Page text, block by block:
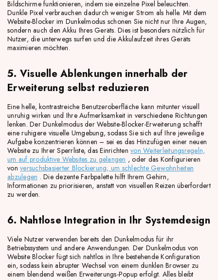
Bildschirme funktionieren, indem sie einzelne Pixel beleuchten.
Dunkle Pixel verbrauchen dadurch weniger Strom als helle. Mit dem
Website-Blocker im Dunkelmodus schonen Sie nicht nur Ihre Augen,
sondern auch den Akku Ihres Geräts. Dies ist besonders nützlich für
Nutzer, die unterwegs surfen und die Akkulaufzeit ihres Geräts
maximieren möchten.
5. Visuelle Ablenkungen innerhalb der
Erweiterung selbst reduzieren
Eine helle, kontrastreiche Benutzeroberfläche kann mitunter visuell
unruhig wirken und Ihre Aufmerksamkeit in verschiedene Richtungen
lenken. Der Dunkelmodus der Website-Blocker-Erweiterung schafft
eine ruhigere visuelle Umgebung, sodass Sie sich auf Ihre jeweilige
Aufgabe konzentrieren können – sei es das Hinzufügen einer neuen
Website zu Ihrer Sperrliste, das Einrichten von Weiterleitungsregeln,
um auf produktive Websites zu gelangen , oder das Konfigurieren
von versuchsbasierter Blockierung, um schlechte Gewohnheiten
abzulegen . Die dezente Farbpalette hilft Ihrem Gehirn,
Informationen zu priorisieren, anstatt von visuellen Reizen überfordert
zu werden.
6. Nahtlose Integration in Ihr Systemdesign
Viele Nutzer verwenden bereits den Dunkelmodus für ihr
Betriebssystem und andere Anwendungen. Der Dunkelmodus von
Website Blocker fügt sich nahtlos in Ihre bestehende Konfiguration
ein, sodass kein abrupter Wechsel von einem dunklen Browser zu
einem blendend weißen Erweiterungs-Popup erfolgt. Alles bleibt